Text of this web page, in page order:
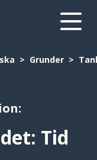
Grunder
Tid